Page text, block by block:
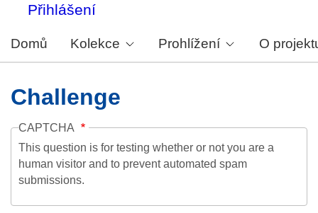
Přihlášení
Domů Kolekce Prohlížení O
Challenge
CAPTCHA
This question is for testing whether or not you are a
human visitor and to prevent automated spam
submissions.